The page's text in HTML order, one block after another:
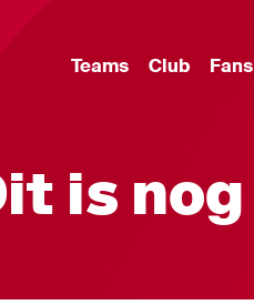
Teams Club Fans
is nog